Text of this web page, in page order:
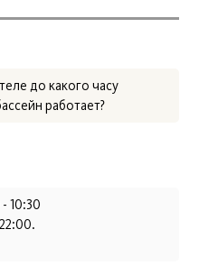
до какого часу
работает?
10:30